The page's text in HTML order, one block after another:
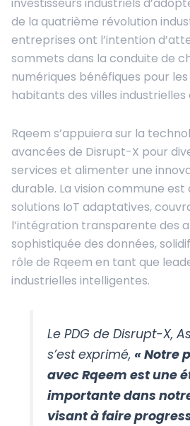
de la quatrième révolution
entreprises ont l’intention
sommets dans la conduite de
numériques bénéfiques pour
habitants des villes industrielles
Rqeem s’appuiera sur la
avancées de Disrupt-X pour
services et alimenter une
durable. La vision commune est
solutions IoT adaptatives,
l’intégration transparente des
sophistiquée des données,
rôle de Rqeem en tant que
industrielles intelligentes.
Le PDG de Disrupt-X,
s’est exprimé, « Notre
avec Rqeem est une
importante dans
visant à faire